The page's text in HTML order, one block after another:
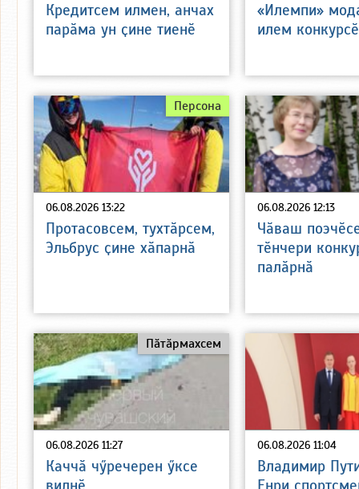
Кредитсем илмен, анчах
парӑма ун ҫине тиенӗ
«Илемпи»
илем
06.08.2026 13:22
Персона
Протасовсем, тухтӑрсем,
Эльбрус ҫине хӑпарнӑ
06.08.2026 12:13
Чӑваш
тӗнчери
палӑрнӑ
06.08.2026 11:27
Пӑтӑрмахсем
Каччӑ чӳречерен ӳксе
06.08.2026 11:04
Владимир